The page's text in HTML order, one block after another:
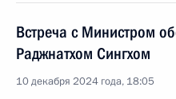
Встреча с Министром
Раджнатхом Сингхом
10 декабря 2024 года, 18:05